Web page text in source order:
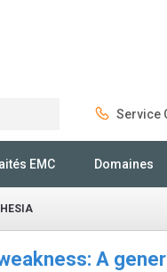
Service
EMC Domaines
A